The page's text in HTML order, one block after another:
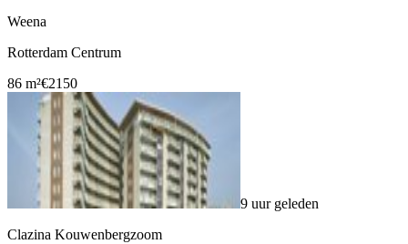
Weena
Rotterdam Centrum
86 m²€2150
9 uur geleden
Clazina Kouwenbergzoom